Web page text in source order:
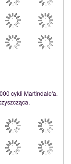
cykli Martindale'a.